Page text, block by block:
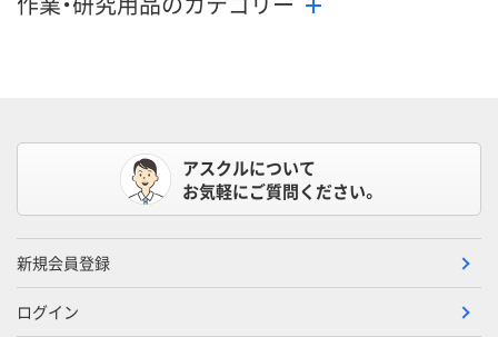
アスクルについて
お気軽にご質問ください。
新規会員登録
ログイン